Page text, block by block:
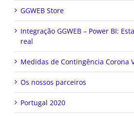
GGWEB Store
Integração GGWEB – Power BI:
real
Medidas de Contingência Corona
Os nossos parceiros
Portugal 2020